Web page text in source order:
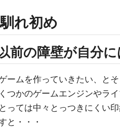
れ初め
前の障壁が自分
ームを作っていきたい、と
つかのゲームエンジンやラ
っては中々とっつきにくい印
と・・・